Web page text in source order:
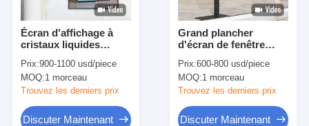
Visite d'usine
Contrôle de qualité
Contactez-nous
Nouvelles
Écran d'affichage à
cristaux liquides
de la publicité de
Signage de fenêtre de
Digital de 65 pouces
Prix:900-1100 usd/piece
MOQ:1 morceau
Trouvez les derniers prix
Discuter Maintenant
Grand plancher
d'écran de fenêtre
liquides tenant pouce
3500nits de l'affichage
numérique 49
Prix:600-800 usd/piece
MOQ:1 morceau
Trouvez les derniers prix
Discuter Maintenant